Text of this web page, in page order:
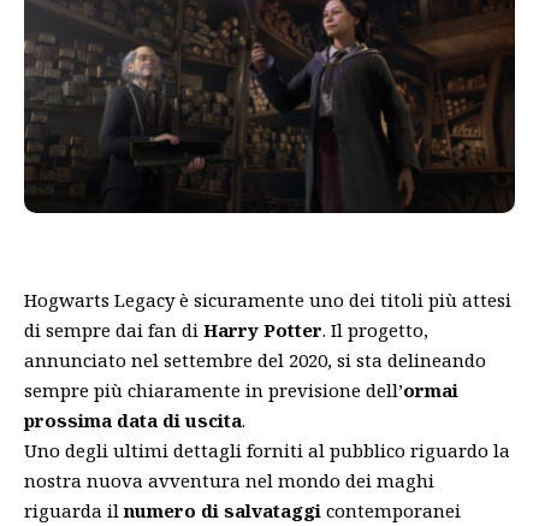
Hogwarts Legacy è sicuramente uno dei titoli più attesi
di sempre dai fan di Harry Potter. Il progetto,
annunciato nel settembre del 2020, si sta delineando
sempre più chiaramente in previsione dell’ormai
prossima data di uscita.
Uno degli ultimi dettagli forniti al pubblico riguardo la
nostra nuova avventura nel mondo dei maghi
riguarda ilnumero di salvataggi contemporanei